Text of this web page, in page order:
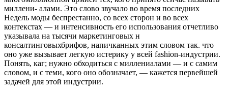
миллени- алами. Это слово звучало во время последних
Недель моды беспрестанно, со всех сторон и во всех
контекстах — и интенсивность его использования отчетливо
указывала на тысячи маркетинговых н
консалтинговыхбрифов, напичканных этим словом так. что
оно уже вызывает легкую истерику у всей fashion-индустрии.
Понять, каг; нужно обходиться с миллениалами — и с самим
словом, и с теми, кого оно обо­значает, — кажется первейшей
задачей для этой индустрии.